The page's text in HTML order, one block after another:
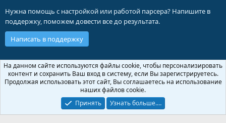
Нужна помощь с настройкой или работой парсера? Напишите в
поддержку, поможем довести все до результата.
Написать в поддержку
Russian (RU)
Обратная связь
Условия и правила
Политика конфиденциальности
Помощь
Community platform by XenForo ® © 2010-2026 XenForo Ltd.
На данном сайте используются файлы cookie, чтобы персонализировать
контент и сохранить Ваш вход в систему, если Вы зарегистрируетесь.
Продолжая использовать этот сайт, Вы соглашаетесь на использование
наших файлов cookie.
Принять
Узнать больше.…